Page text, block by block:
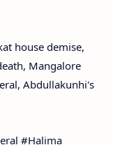
house demise,
Mangalore
Abdullakunhi's
#Halima